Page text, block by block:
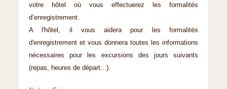
votre hôtel où vous effectuerez les formalités
d’enregistrement.
A l'hôtel, il vous aidera pour les formalités
d'enregistrement et vous donnera toutes les informations
nécessaires pour les excursions des jours suivants
(repas, heures de départ...).